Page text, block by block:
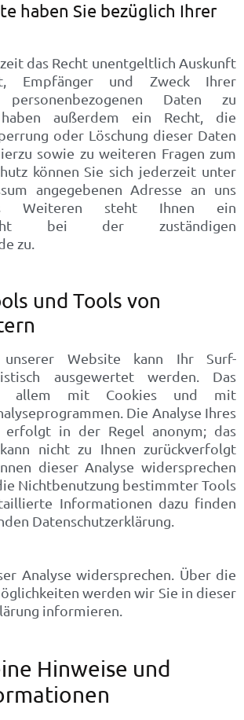
haben Sie bezüglich Ihrer
das Recht unentgeltlich Auskunft
Empfänger und Zweck Ihrer
personenbezogenen Daten zu
außerdem ein Recht, die
oder Löschung dieser Daten
sowie zu weiteren Fragen zum
können Sie sich jederzeit unter
angegebenen Adresse an uns
Weiteren steht Ihnen ein
bei der zuständigen
zu.
und Tools von
unserer Website kann Ihr Surf-
ausgewertet werden. Das
allem mit Cookies und mit
Die Analyse Ihres
erfolgt in der Regel anonym; das
nicht zu Ihnen zurückverfolgt
dieser Analyse widersprechen
Nichtbenutzung bestimmter Tools
Informationen dazu finden
Datenschutzerklärung.
Analyse widersprechen. Über die
werden wir Sie in dieser
informieren.
Hinweise und